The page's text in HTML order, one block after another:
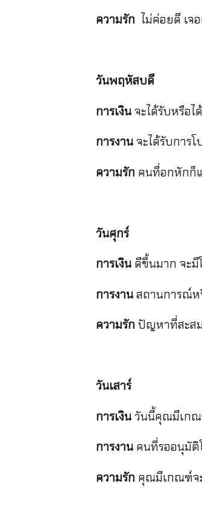
ความรัก ไม่ค่อยดี เ
วันพฤหัสบดี
การเงิน จะได้รับหรือ
การงาน จะได้รับการ
ความรัก คนที่อกหักก็
วันศุกร์
การเงิน ดีขึ้นมาก จะ
การงาน สถานการณ์ห
ความรัก ปัญหาที่สะส
วันเสาร์
การเงิน วันนี้คุณมีเกณ
การงาน คนที่รออนุมัติ
ความรัก คุณมีเกณฑ์จ